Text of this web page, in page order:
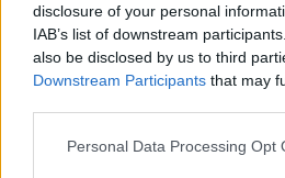
disclosure of your personal
IAB’s list of downstream
also be disclosed by us to third
Downstream Participants that may
Personal Data Processing Opt
Días
cercanos
25 de marzo